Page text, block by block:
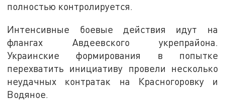
полностью контролируется.
Интенсивные боевые действия идут на
флангах Авдеевского укрепрайона.
Украинские формирования в попытке
перехватить инициативу провели несколько
неудачных контратак на Красногоровку и
Водяное.